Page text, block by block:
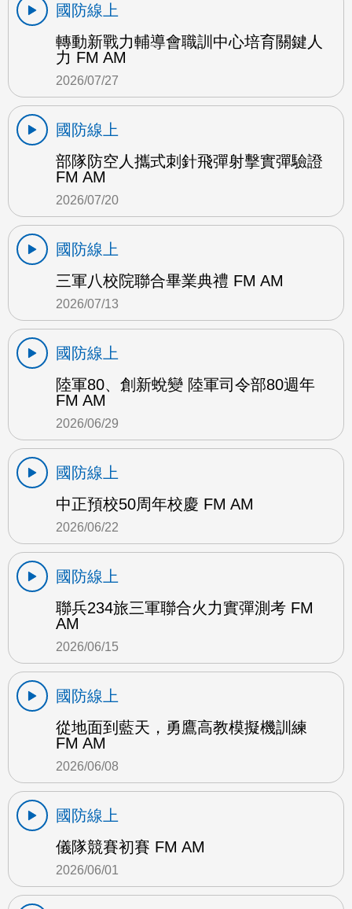
國防線上
轉動新戰力輔導會職訓中心培育關鍵人
力 FM AM
2026/07/27
國防線上
部隊防空人攜式刺針飛彈射擊實彈驗證
FM AM
2026/07/20
國防線上
三軍八校院聯合畢業典禮 FM AM
2026/07/13
國防線上
陸軍80、創新蛻變 陸軍司令部80週年
FM AM
2026/06/29
國防線上
中正預校50周年校慶 FM AM
2026/06/22
國防線上
聯兵234旅三軍聯合火力實彈測考 FM
AM
2026/06/15
國防線上
從地面到藍天，勇鷹高教模擬機訓練
FM AM
2026/06/08
國防線上
儀隊競賽初賽 FM AM
2026/06/01